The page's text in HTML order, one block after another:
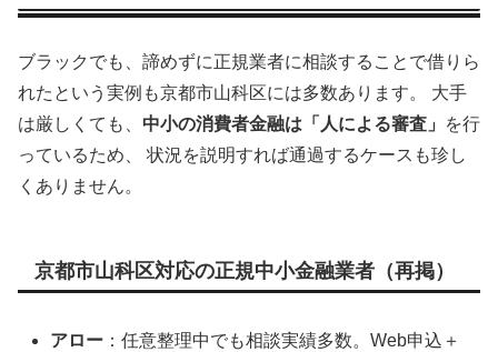
ブラックでも、諦めずに正規業者に相談することで借りら
れたという実例も京都市山科区には多数あります。 大手
は厳しくても、 中小の消費者金融は「人による審査」
を行
っているため、 状況を説明すれば通過するケースも珍し
くありません。
京都市山科区対応の正規中小金融業者（再掲）
アロー ：任意整理中でも相談実績多数。Web申込＋